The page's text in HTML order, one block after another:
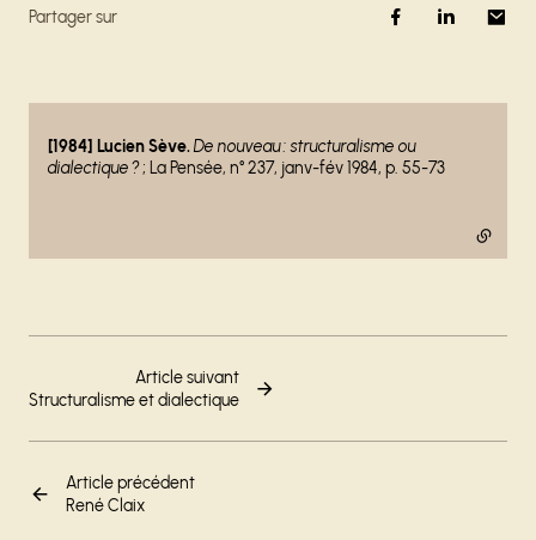
Partager sur
- lien externe
[1984] Lucien Sève.De nouveau : structuralisme ou
dialectique ?; La Pensée, n° 237, janv-fév 1984, p. 55-73
Article précédent
René Claix
Article suivant
Structuralisme et dialectique